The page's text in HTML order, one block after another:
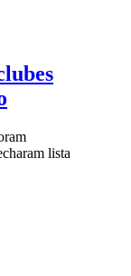
lista